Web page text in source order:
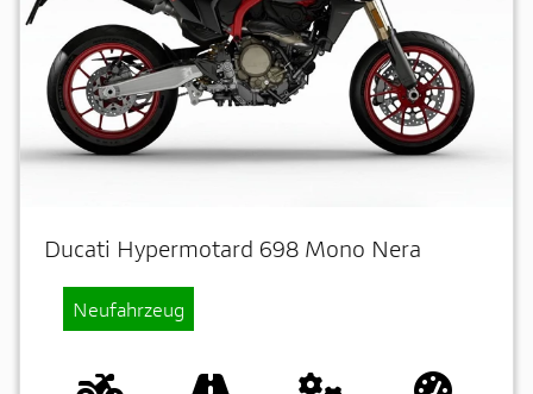
Ducati Hypermotard 698 Mono Nera
Neufahrzeug